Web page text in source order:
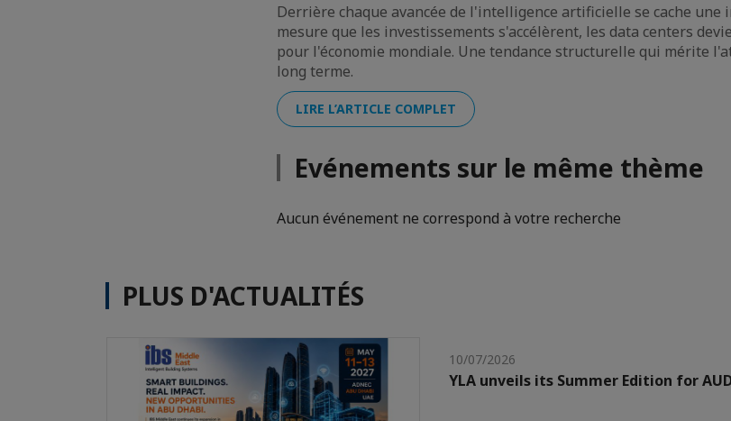
Derrière chaque avancée de l'intelligence artificielle se cache
mesure que les investissements s'accélèrent, les data centers
pour l'économie mondiale. Une tendance structurelle qui mérite
long terme.
LIRE L’ARTICLE COMPLET
Evénements sur le même thème
Aucun événement ne correspond à votre recherche
PLUS D'ACTUALITÉS
10/07/2026
YLA unveils its Summer Edition for